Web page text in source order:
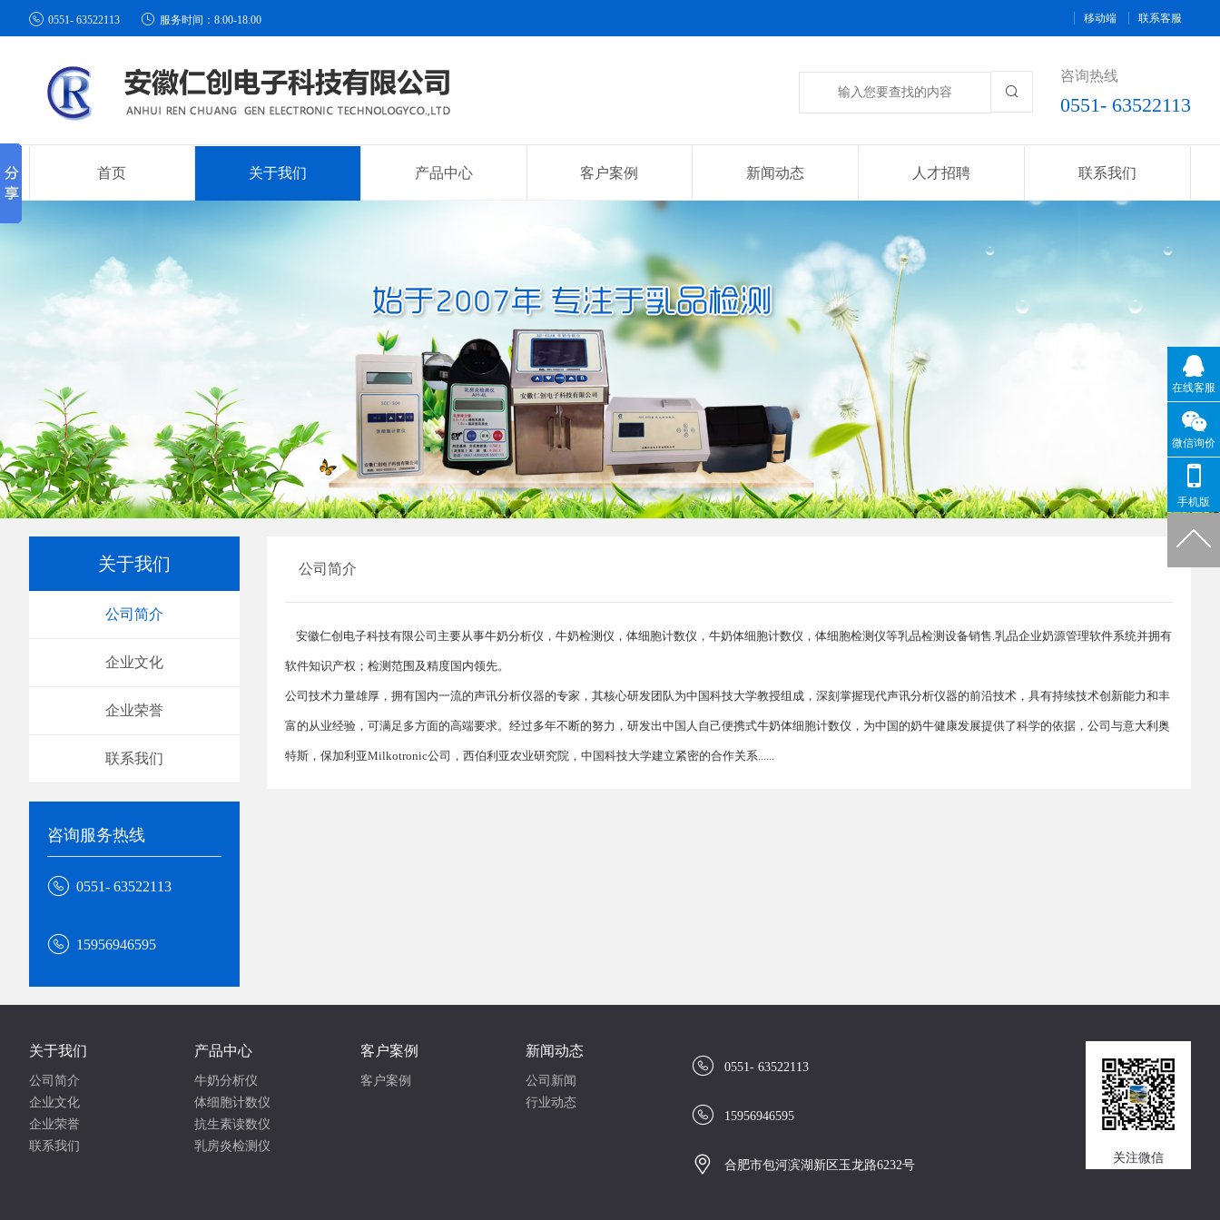
 0551- 63522113  服务时间：8:00-18:00 移动端 联系客服

咨询热线
0551- 63522113
首页 关于我们 产品中心 客户案例 新闻动态 人才招聘 联系我们
关于我们
公司简介
企业文化
企业荣誉
联系我们
咨询服务热线
 0551- 63522113
 15956946595
公司简介
安徽仁创电子科技有限公司主要从事牛奶分析仪，牛奶检测仪，体细胞计数仪，牛奶体细胞计数仪，体细胞检测仪等乳品检测设备销售.乳品企业奶源管理软件系统并拥有
软件知识产权；检测范围及精度国内领先。
公司技术力量雄厚，拥有国内一流的声讯分析仪器的专家，其核心研发团队为中国科技大学教授组成，深刻掌握现代声讯分析仪器的前沿技术，具有持续技术创新能力和丰
富的从业经验，可满足多方面的高端要求。经过多年不断的努力，研发出中国人自己便携式牛奶体细胞计数仪，为中国的奶牛健康发展提供了科学的依据，公司与意大利奥
特斯，保加利亚Milkotronic公司，西伯利亚农业研究院，中国科技大学建立紧密的合作关系......
关于我们
公司简介
企业文化
企业荣誉
联系我们
产品中心
牛奶分析仪
体细胞计数仪
抗生素读数仪
乳房炎检测仪
客户案例
客户案例
新闻动态
公司新闻
行业动态
 0551- 63522113
 15956946595
 合肥市包河滨湖新区玉龙路6232号
关注微信
在线客服
微信询价
手机版